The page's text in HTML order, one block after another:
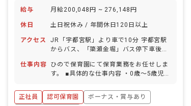
給与 月給200,048円 ~ 276,148円
休日 土日祝休み / 年間休日120日以上
アクセス
JR「宇都宮駅」より車で10分 宇都宮駅
からバス、「簗瀬金堀」バス停下車後、
勤OK（駐車場紹介有）
仕事内容
ひので保育園にて保育業務をお任せしま
す。 ■具体的な仕事内容 ・0歳～5歳児の
対応（アプリ） ・児童票記入
正社員 認可保育園
ボーナス・賞与あり